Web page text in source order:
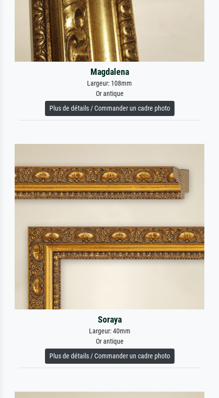
Magdalena
Largeur: 108mm
Or antique
Plus de détails / Commander un cadre photo
Soraya
Largeur: 40mm
Or antique
Plus de détails / Commander un cadre photo